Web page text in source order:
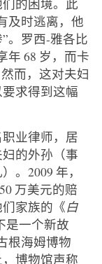
的困境。此
及时逃离，他
。罗西-雅各比
年 68 岁，而卡
而，这对夫妇
求得到这幅
业律师，居
的外孙（事
。2009 年，
万美元的赔
家族的《白
是一个新故
根海姆博物
博物馆声称